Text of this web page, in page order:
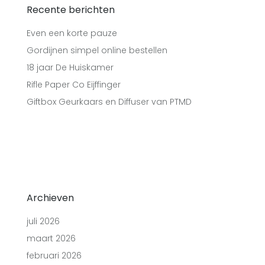
Recente berichten
Even een korte pauze
Gordijnen simpel online bestellen
18 jaar De Huiskamer
Rifle Paper Co Eijffinger
Giftbox Geurkaars en Diffuser van PTMD
Archieven
juli 2026
maart 2026
februari 2026